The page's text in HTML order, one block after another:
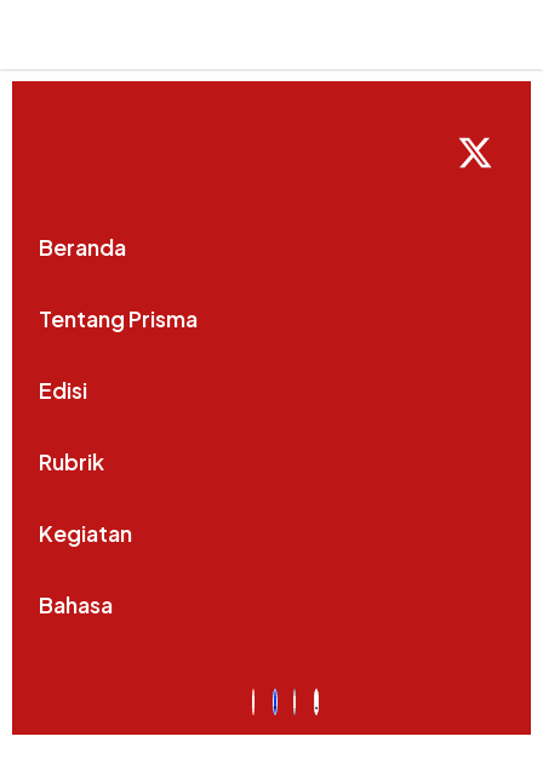
Beranda
Tentang Prisma
Edisi
Rubrik
Kegiatan
Bahasa